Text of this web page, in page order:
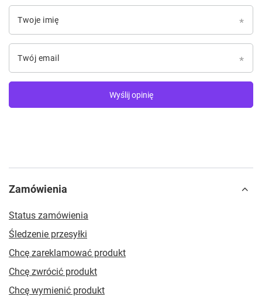
Twoje imię
Twój email
Wyślij opinię
Zamówienia
Status zamówienia
Śledzenie przesyłki
Chcę zareklamować produkt
Chcę zwrócić produkt
Chcę wymienić produkt